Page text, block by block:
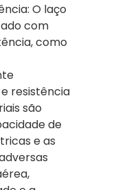
O laço
com
como
resistência
são
de
e as